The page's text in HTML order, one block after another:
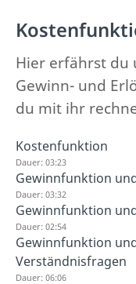
Hier erfährst du
Gewinn- und
du mit ihr
Kostenfunktion
Dauer: 03:23
Gewinnfunktion
Dauer: 03:32
Gewinnfunktion
Dauer: 02:54
Gewinnfunktion
Verständnisfragen
Dauer: 06:06